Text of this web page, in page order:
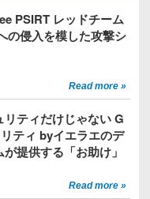
PSIRT レッドチーム
の侵入を模した攻撃シ
Read more »
ティだけじゃない G
ティ byイエラエのデ
提供する「お助け」
Read more »